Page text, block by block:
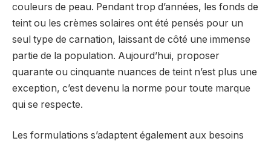
couleurs de peau. Pendant trop d’années, les fonds de
teint ou les crèmes solaires ont été pensés pour un
seul type de carnation, laissant de côté une immense
partie de la population. Aujourd’hui, proposer
quarante ou cinquante nuances de teint n’est plus une
exception, c’est devenu la norme pour toute marque
qui se respecte.
Les formulations s’adaptent également aux besoins